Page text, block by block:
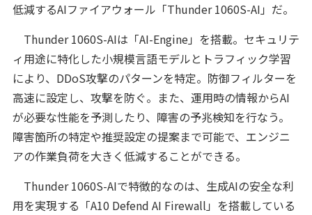
低減するAIファイアウォール「Thunder 1060S-AI」だ。
Thunder 1060S-AIは「AI-Engine」を搭載。セキュリテ
ィ用途に特化した小規模言語モデルとトラフィック学習
により、DDoS攻撃のパターンを特定。防御フィルターを
高速に設定し、攻撃を防ぐ。また、運用時の情報からAI
が必要な性能を予測したり、障害の予兆検知を行なう。
障害箇所の特定や推奨設定の提案まで可能で、エンジニ
アの作業負荷を大きく低減することができる。
Thunder 1060S-AIで特徴的なのは、生成AIの安全な利
用を実現する「A10 Defend AI Firewall」を搭載している